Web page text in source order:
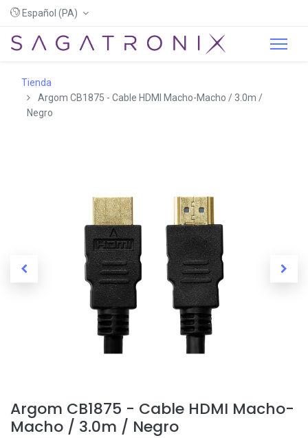
Español (PA)
Tienda
Argom CB1875 - Cable HDMI Macho-Macho / 3.0m /
Negro
Argom CB1875 - Cable HDMI Macho-
Macho / 3.0m / Negro